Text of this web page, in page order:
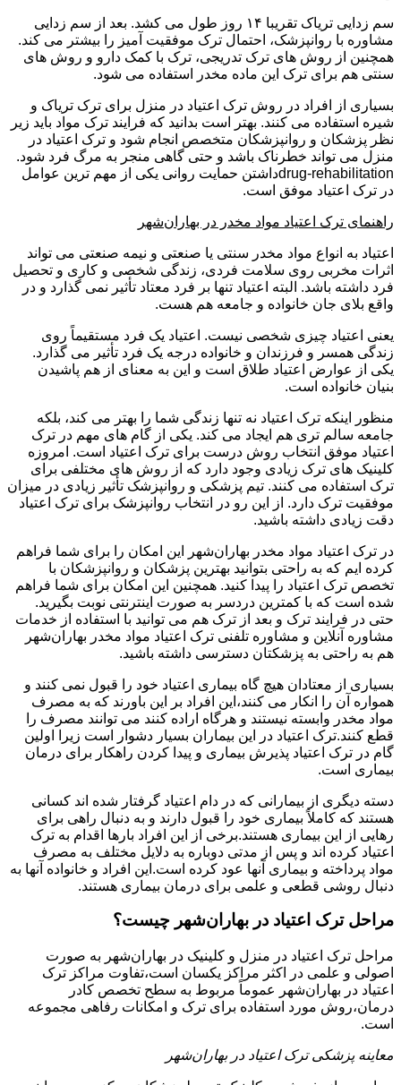
سم زدایی تریاک تقریبا ۱۴ روز طول می کشد. بعد از سم زدایی
مشاوره با روانپزشک، احتمال ترک موفقیت آمیز را بیشتر می کند.
همچنین از روش های ترک تدریجی، ترک با کمک دارو و روش های
سنتی هم برای ترک این ماده مخدر استفاده می شود.
بسیاری از افراد در روش ترک اعتیاد در منزل برای ترک تریاک و
شیره استفاده می کنند. بهتر است بدانید که فرایند ترک مواد باید زیر
نظر پزشکان و روانپزشکان متخصص انجام شود و ترک اعتیاد در
منزل می تواند خطرناک باشد و حتی گاهی منجر به مرگ فرد شود.
drug-rehabilitationداشتن حمایت روانی یکی از مهم ترین عوامل
در ترک اعتیاد موفق است.
راهنمای ترک اعتیاد مواد مخدر در بهاران‌شهر
اعتیاد به انواع مواد مخدر سنتی یا صنعتی و نیمه صنعتی می تواند
اثرات مخربی روی سلامت فردی، زندگی شخصی و کاری و تحصیل
فرد داشته باشد. البته اعتیاد تنها بر فرد معتاد تأثیر نمی گذارد و در
واقع بلای جان خانواده و جامعه هم هست.
یعنی اعتیاد چیزی شخصی نیست. اعتیاد یک فرد مستقیماً روی
زندگی همسر و فرزندان و خانواده درجه یک فرد تأثیر می گذارد.
یکی از عوارض اعتیاد طلاق است و این به معنای از هم پاشیدن
بنیان خانواده است.
منظور اینکه ترک اعتیاد نه تنها زندگی شما را بهتر می کند، بلکه
جامعه سالم تری هم ایجاد می کند. یکی از گام های مهم در ترک
اعتیاد موفق انتخاب روش درست برای ترک اعتیاد است. امروزه
کلینیک های ترک زیادی وجود دارد که از روش های مختلفی برای
ترک استفاده می کنند. تیم پزشکی و روانپزشک تأثیر زیادی در میزان
موفقیت ترک دارد. از این رو در انتخاب روانپزشک برای ترک اعتیاد
دقت زیادی داشته باشید.
در ترک اعتیاد مواد مخدر بهاران‌شهر این امکان را برای شما فراهم
کرده ایم که به راحتی بتوانید بهترین پزشکان و روانپزشکان با
تخصص ترک اعتیاد را پیدا کنید. همچنین این امکان برای شما فراهم
شده است که با کمترین دردسر به صورت اینترنتی نوبت بگیرید.
حتی در فرایند ترک و بعد از ترک هم می توانید با استفاده از خدمات
مشاوره آنلاین و مشاوره تلفنی ترک اعتیاد مواد مخدر بهاران‌شهر
هم به راحتی به پزشکتان دسترسی داشته باشید.
بسیاری از معتادان هیچ گاه بیماری اعتیاد خود را قبول نمی کنند و
همواره آن را انکار می کنند،این افراد بر این باورند که به مصرف
مواد مخدر وابسته نیستند و هرگاه اراده کنند می توانند مصرف را
قطع کنند.ترک اعتیاد در این بیماران بسیار دشوار است زیرا اولین
گام در ترک اعتیاد پذیرش بیماری و پیدا کردن راهکار برای درمان
بیماری است.
دسته دیگری از بیمارانی که در دام اعتیاد گرفتار شده اند کسانی
هستند که کاملاً بیماری خود را قبول دارند و به دنبال راهی برای
رهایی از این بیماری هستند.برخی از این افراد بارها اقدام به ترک
اعتیاد کرده اند و پس از مدتی دوباره به دلایل مختلف به مصرف
مواد پرداخته و بیماری آنها عود کرده است.این افراد و خانواده آنها به
دنبال روشی قطعی و علمی برای درمان بیماری هستند.
مراحل ترک اعتیاد در بهاران‌شهر چیست؟
مراحل ترک اعتیاد در منزل و کلینیک در بهاران‌شهر به صورت
اصولی و علمی در اکثر مراکز یکسان است،تفاوت مراکز ترک
اعتیاد در بهاران‌شهر عموماً مربوط به سطح تخصص کادر
درمان،روش مورد استفاده برای ترک و امکانات رفاهی مجموعه
است.
معاینه پزشکی ترک اعتیاد در بهاران‌شهر